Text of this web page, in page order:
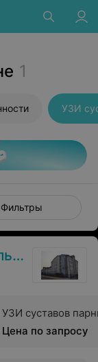
1
УЗИ
Фильтры
УЗИ суставов
Цена по запросу